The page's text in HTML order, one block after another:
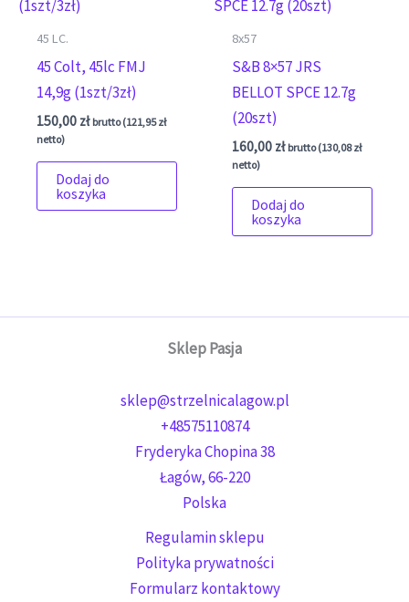
45 LC.
45 Colt, 45lc FMJ
14,9g (1szt/3zł)
150,00 zł brutto (121,95zł
netto)
Dodaj do
koszyka
8x57
S&B 8×57 JRS
BELLOT SPCE 12.7g
(20szt)
160,00 zł brutto (130,08zł
netto)
Dodaj do
koszyka
Sklep Pasja
sklep@strzelnicalagow.pl
+48575110874
Fryderyka Chopina 38
Łagów,66-220
Polska
Regulamin sklepu
Polityka prywatności
Formularz kontaktowy